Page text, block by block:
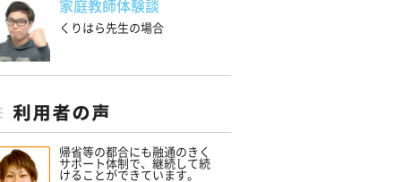
家庭教師体験談
くりはら先生の場合
帰省等の都合にも融通のきく
サポート体制で、継続して続
けることができています。